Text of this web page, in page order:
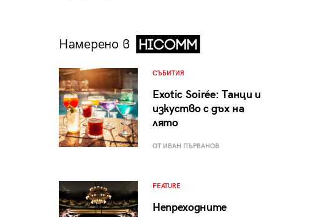
Намерено в
СЪБИТИЯ
Exotic Soirée: Танци и
изкуство с дъх на
лято
ОТ ИВАН ПЪРВАНОВ
FEATURE
Непреходните